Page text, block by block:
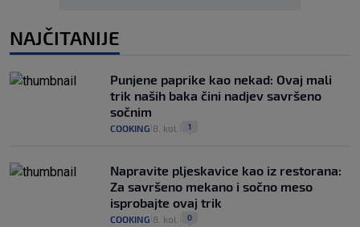
NAJČITANIJE
Punjene paprike kao nekad: Ovaj mali
trik naših baka čini nadjev savršeno
sočnim
COOKING 8. kol. 1
Napravite pljeskavice kao iz restorana:
Za savršeno mekano i sočno meso
isprobajte ovaj trik
COOKING 8. kol. 0